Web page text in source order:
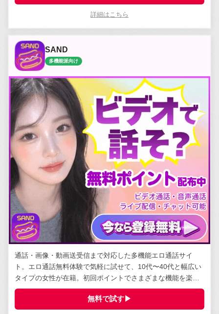
詳細はこちら
SAND
多機能派向け
通話・画像・動画送受信まで対応した多機能エロ通話サイ
ト。エロ通話無料体験で気軽に試せて、10代〜40代と幅広い
タイプの女性が在籍。初回ポイントでさまざまな機能を楽し
める。
無料で試す▶